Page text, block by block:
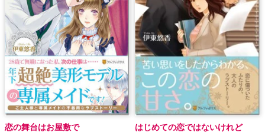
恋の舞台はお屋敷で はじめての恋ではないけれど